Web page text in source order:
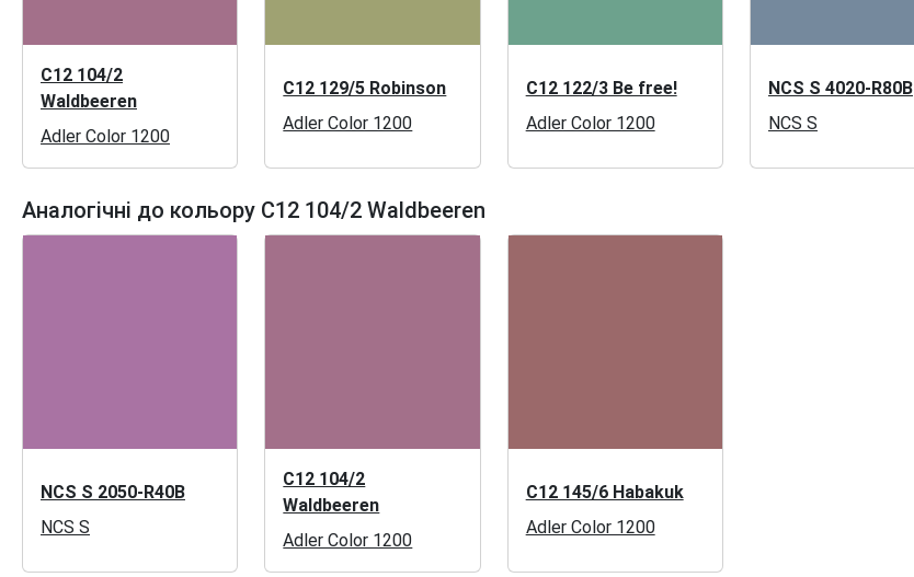
C12 104/2
Waldbeeren
Adler Color 1200
C12 129/5 Robinson
Adler Color 1200
C12 122/3 Be free!
Adler Color 1200
NCS S 4020-R80B
NCS S
Аналогічні до кольору C12 104/2 Waldbeeren
NCS S 2050-R40B
NCS S
C12 104/2
Waldbeeren
Adler Color 1200
C12 145/6 Habakuk
Adler Color 1200